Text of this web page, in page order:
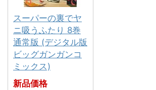
スーパーの裏でヤ
ニ吸うふたり 8巻
通常版 (デジタル版
ビッグガンガンコ
ミックス)
新品価格